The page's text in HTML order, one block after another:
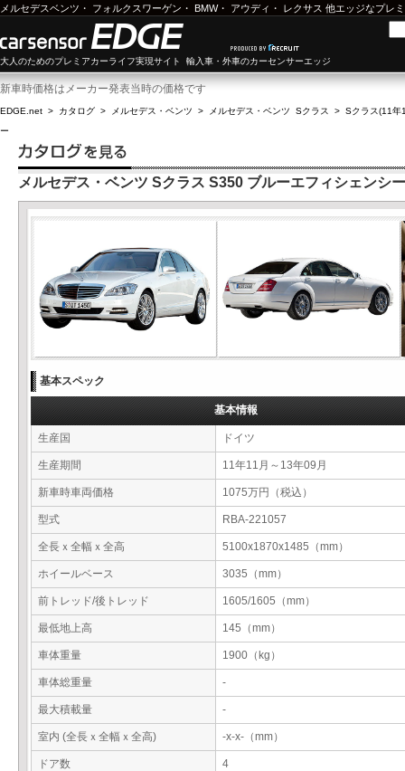
メルセデスベンツ ・ フォルクスワーゲン ・ BMW・ アウディ ・ レクサス 他エッジなプレ
大人のためのプレミアカーライフ実現サイト 輸入車・外車のカーセンサーエッジ
新車時価格はメーカー発表当時の価格です
EDGE.net > カタログ > メルセデス・ベンツ > メルセデス・ベンツ Sクラス > Sクラス(11年
ー
メルセデス・ベンツ Sクラス S350 ブルーエフィシェンシー
基本スペック
基本情報
生産国 ドイツ
生産期間 11年11月～13年09月
新車時車両価格 1075万円（税込）
型式 RBA-221057
全長ｘ全幅ｘ全高 5100x1870x1485（mm）
ホイールベース 3035（mm）
前トレッド/後トレッド 1605/1605（mm）
最低地上高 145（mm）
車体重量 1900（kg）
車体総重量 -
最大積載量 -
室内 (全長ｘ全幅ｘ全高) -x-x-（mm）
ドア数 4